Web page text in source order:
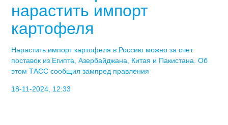
нарастить импорт
картофеля
Нарастить импорт картофеля в Россию можно за счет
поставок из Египта, Азербайджана, Китая и Пакистана. Об
этом ТАСС сообщил зампред правления
18-11-2024, 12:33